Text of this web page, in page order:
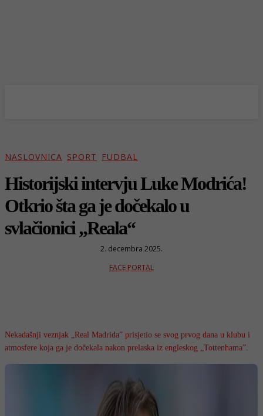
NASLOVNICA SPORT FUDBAL
Historijski intervju Luke Modrića!
Otkrio šta ga je dočekalo u
svlačionici „Reala“
2. decembra 2025.
FACE PORTAL
Nekadašnji veznjak „Real Madrida” prisjetio se svog prvog dana u klubu i
atmosfere koja ga je dočekala nakon prelaska iz engleskog „Tottenhama”.